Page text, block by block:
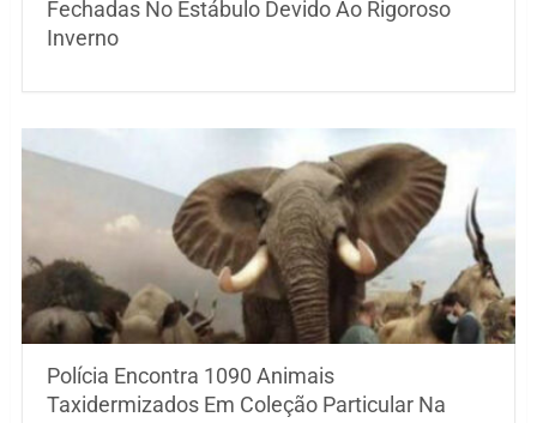
Fechadas No Estábulo Devido Ao Rigoroso
Inverno
Polícia Encontra 1090 Animais
Taxidermizados Em Coleção Particular Na